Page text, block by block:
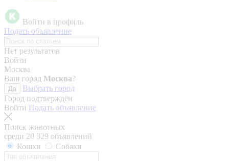
Войти в профиль
Подать объявление
Нет результатов
Войти
Москва
Ваш город Москва?
Да
Выбрать город
Город подтверждён
Войти Подать объявление
Поиск животных
среди 20 329 объявлений
Кошки
Собаки